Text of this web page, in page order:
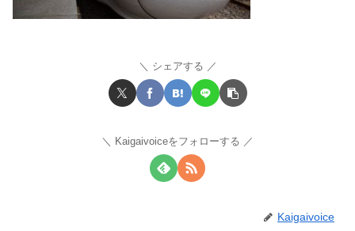
シェアする
Kaigaivoiceをフォローする
Kaigaivoice